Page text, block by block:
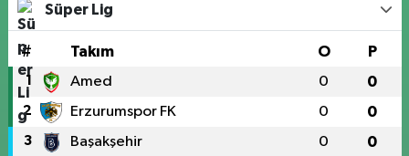
Süper Lig
# Takım O P
1 Amed 0 0
2 Erzurumspor FK 0 0
3 Başakşehir 0 0